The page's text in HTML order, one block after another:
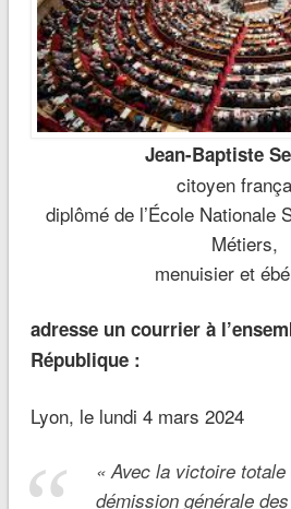
Jean-Baptiste
citoyen
diplômé de l’École Nationale
Métiers,
menuisier et
adresse un courrier à
République :
Lyon, le lundi 4 mars 2024
«Avec la victoire
démission générale